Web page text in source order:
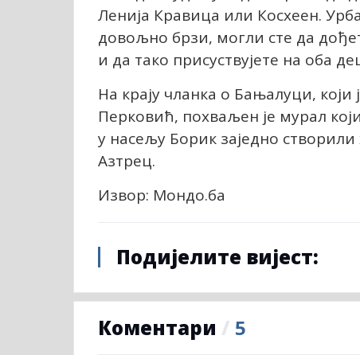
Ленија Кравица или Косхеен.
довољно брзи, могли сте да
и да тако присуствујете на оба
На крају чланка о Бањалуци,
Перковић, похваљен је мурал
у насељу Борик заједно
Азтрец.
Извор: Мондо.ба
Подијелите вијест:
Коментари / 5